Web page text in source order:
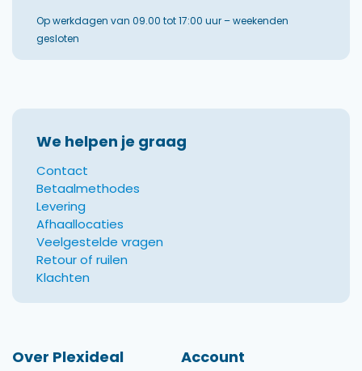
Op werkdagen van 09.00 tot 17:00 uur – weekenden
gesloten
We helpen je graag
Contact
Betaalmethodes
Levering
Afhaallocaties
Veelgestelde vragen
Retour of ruilen
Klachten
Over Plexideal Account